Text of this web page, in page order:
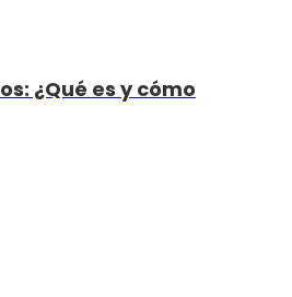
¿Qué es y cómo